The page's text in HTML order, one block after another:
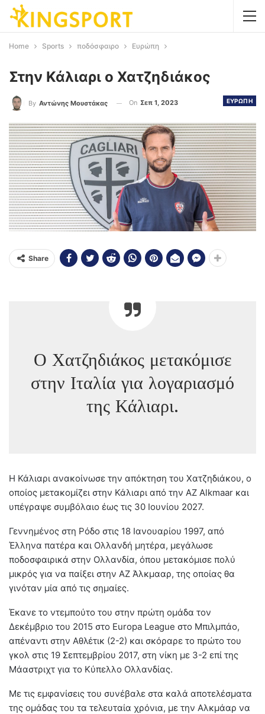
Home Sports ποδόσφαιρο Ευρώπη
Στην Κάλιαρι ο Χατζηδιάκος
ΕΥΡΩΠΗ
By Αντώνης Μουστάκας On Σεπ 1, 2023
Share
Ο Χατζηδιάκος μετακόμισε
στην Ιταλία για λογαριασμό
της Κάλιαρι.
Η Κάλιαρι ανακοίνωσε την απόκτηση του Χατζηδιάκου, ο
οποίος μετακομίζει στην Κάλιαρι από την AZ Alkmaar και
υπέγραψε συμβόλαιο έως τις 30 Ιουνίου 2027.
Γεννημένος στη Ρόδο στις 18 Ιανουαρίου 1997, από
Έλληνα πατέρα και Ολλανδή μητέρα, μεγάλωσε
ποδοσφαιρικά στην Ολλανδία, όπου μετακόμισε πολύ
μικρός για να παίξει στην ΑΖ Άλκμααρ, της οποίας θα
γινόταν μία από τις σημαίες.
Έκανε το ντεμπούτο του στην πρώτη ομάδα τον
Δεκέμβριο του 2015 στο Europa League στο Μπιλμπάο,
απέναντι στην Αθλέτικ (2-2) και σκόραρε το πρώτο του
γκολ στις 19 Σεπτεμβρίου 2017, στη νίκη με 3-2 επί της
Μάαστριχτ για το Κύπελλο Ολλανδίας.
Με τις εμφανίσεις του συνέβαλε στα καλά αποτελέσματα
της ομάδας του τα τελευταία χρόνια, με την Αλκμάαρ να